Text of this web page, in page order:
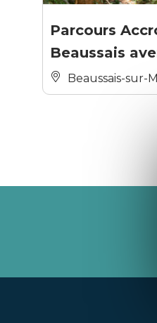
Parcours
Beaussais
Beaussais-sur-